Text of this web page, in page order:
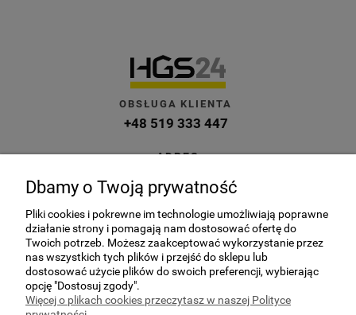
OBSŁUGA KLIENTA
+48 519 333 447
ADRES
Kujawski
E-MAIL
sklep@hgs24.pl
Dbamy o Twoją prywatność
Pliki cookies i pokrewne im technologie umożliwiają poprawne
działanie strony i pomagają nam dostosować ofertę do
Twoich potrzeb. Możesz zaakceptować wykorzystanie przez
nas wszystkich tych plików i przejść do sklepu lub
dostosować użycie plików do swoich preferencji, wybierając
opcję "Dostosuj zgody".
Więcej o plikach cookies przeczytasz w naszej Polityce